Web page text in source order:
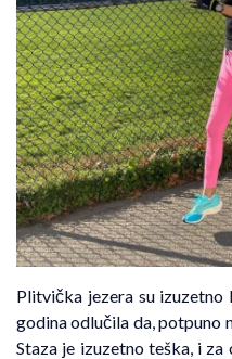
Plitvička jezera su izuzetno
godina odlučila da, potpuno
Staza je izuzetno teška, i